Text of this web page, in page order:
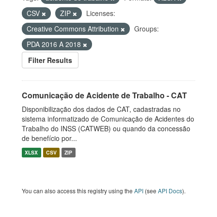
CSV
ZIP
Licenses:
Creative Commons Attribution
Groups:
PDA 2016 A 2018
Filter Results
Comunicação de Acidente de Trabalho - CAT
Disponibilização dos dados de CAT, cadastradas no
sistema informatizado de Comunicação de Acidentes do
Trabalho do INSS (CATWEB) ou quando da concessão
de benefício por...
XLSX CSV ZIP
You can also access this registry using the API (see API Docs).